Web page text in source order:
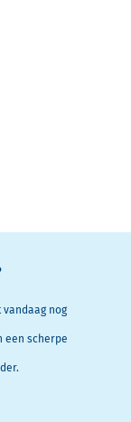
nog
een scherpe